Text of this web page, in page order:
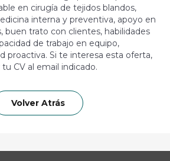
en cirugía de tejidos blandos,
interna y preventiva, apoyo en
buen trato con clientes, habilidades
de trabajo en equipo,
proactiva. Si te interesa esta oferta,
CV al email indicado.
Volver Atrás